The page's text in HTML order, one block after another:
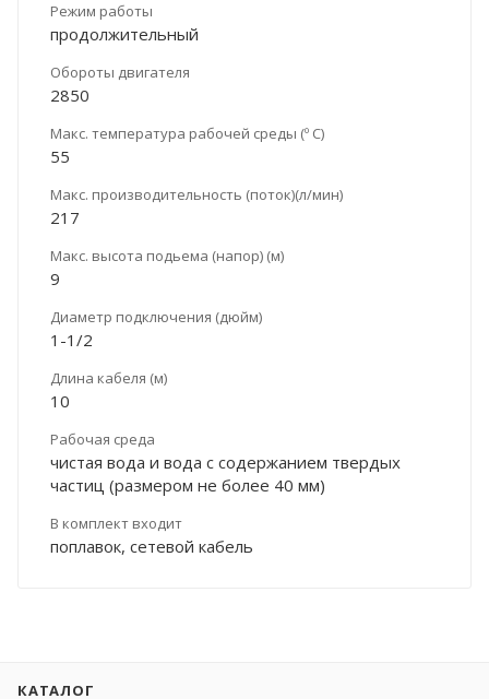
Режим работы
продолжительный
Обороты двигателя
2850
Макс. температура рабочей среды (º С)
55
Макс. производительность (поток)(л/мин)
217
Макс. высота подьема (напор) (м)
9
Диаметр подключения (дюйм)
1-1/2
Длина кабеля (м)
10
Рабочая среда
чистая вода и вода с содержанием твердых
частиц (размером не более 40 мм)
В комплект входит
поплавок, сетевой кабель
КАТАЛОГ